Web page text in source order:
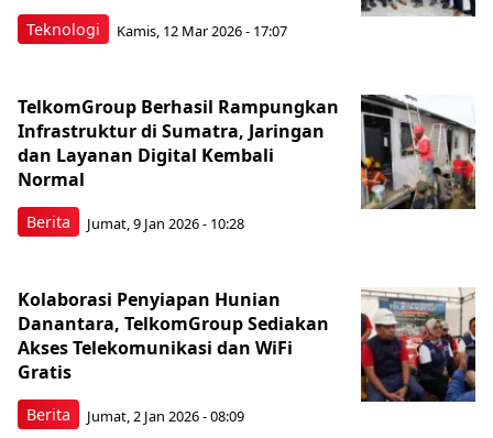
Teknologi Kamis, 12 Mar 2026 - 17:07
Berita
TelkomGroup Berhasil Rampungkan
Infrastruktur di Sumatra, Jaringan
dan Layanan Digital Kembali
Normal
Jumat, 9 Jan 2026 - 10:28
Berita
Kolaborasi Penyiapan Hunian
Danantara, TelkomGroup Sediakan
Akses Telekomunikasi dan WiFi
Gratis
Jumat, 2 Jan 2026 - 08:09